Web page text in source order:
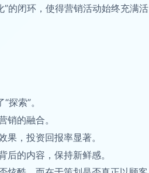
的闭环，使得营销活动始终充满活
索”。
的融合。
，投资回报率显著。
的内容，保持新鲜感。